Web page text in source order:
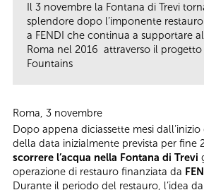
Il 3 novembre la Fontana di Trevi
splendore dopo l’imponente
a FENDI che continua a supportare
Roma nel 2016 attraverso il
Fountains
Roma, 3 novembre
Dopo appena diciassette mesi
della data inizialmente prevista per fine
scorrere l’acqua nella Fontana di Trevi
operazione di restauro finanziata da
Durante il periodo del restauro, l’idea